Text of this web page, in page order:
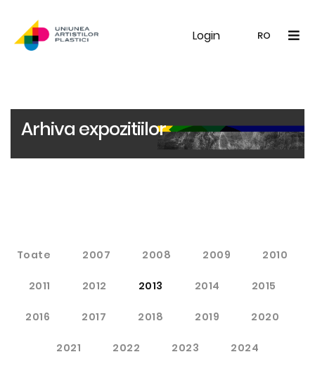
Login RO
UAP Galerie Noutăți
Arhiva expozitiilor
Toate 2007 2008 2009 2010
2011 2012 2013 2014 2015
2016 2017 2018 2019 2020
2021 2022 2023 2024